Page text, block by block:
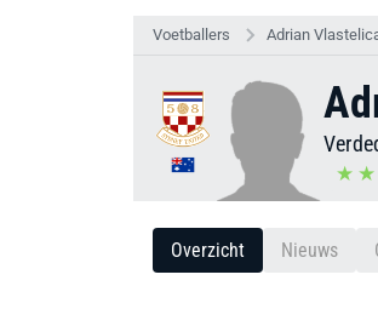
Voetballers Adrian
Overzicht Nieuws